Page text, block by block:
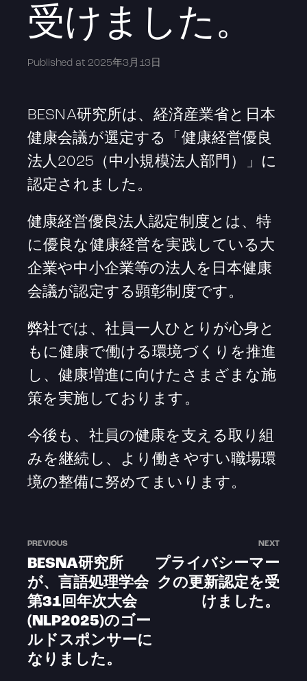
受けました。
Published at 2025年3月13日
BESNA研究所は、経済産業省と日本
健康会議が選定する「健康経営優良
法人2025（中小規模法人部門）」に
認定されました。
健康経営優良法人認定制度とは、特
に優良な健康経営を実践している大
企業や中小企業等の法人を日本健康
会議が認定する顕彰制度です。
弊社では、社員一人ひとりが心身と
もに健康で働ける環境づくりを推進
し、健康増進に向けたさまざまな施
策を実施しております。
今後も、社員の健康を支える取り組
みを継続し、より働きやすい職場環
境の整備に努めてまいります。
PREVIOUS
BESNA研究所
が、言語処理学会
第31回年次大会
(NLP2025)のゴー
ルドスポンサーに
なりました。
NEXT
プライバシーマー
クの更新認定を受
けました。